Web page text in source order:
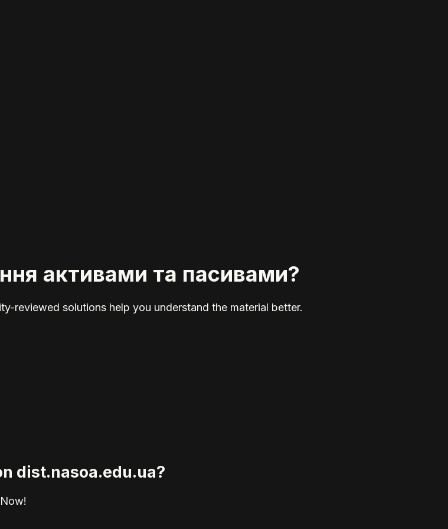
активами та пасивами?
reviewed solutions help you understand the material better.
dist.nasoa.edu.ua?